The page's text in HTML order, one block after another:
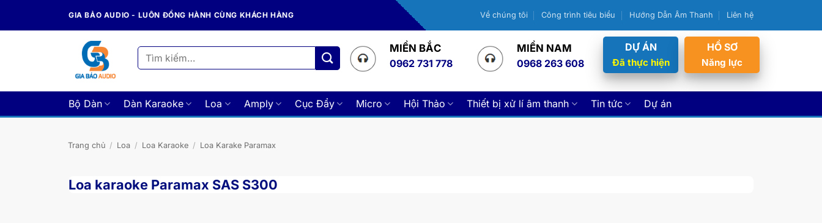
GIA BẢO AUDIO - LUÔN ĐỒNG HÀNH CÙNG KHÁCH HÀNG Về chúng tôi Công trình tiêu biểu Hướng Dẫn Âm Thanh Liên hệ
Tìm
kiếm:
MIỀN BẮC
0962 731 778
MIỀN NAM
0968 263 608
DỰ ÁN
Đã thực hiện
HỒ SƠ
Năng lực
Bộ Dàn Dàn Karaoke Loa Amply Cục Đẩy Micro Hội Thảo Thiết bị xử lí âm thanh Tin tức Dự án
Trang chủ / Loa / Loa Karaoke / Loa Karake Paramax
Loa karaoke Paramax SAS S300